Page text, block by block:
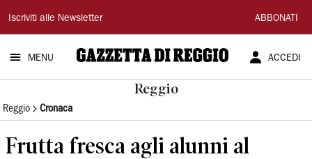
Gazzetta
di
Reggio
Iscriviti alle Newsletter ABBONATI
MENU ACCEDI
Reggio
Reggio Cronaca
Frutta fresca agli alunni al